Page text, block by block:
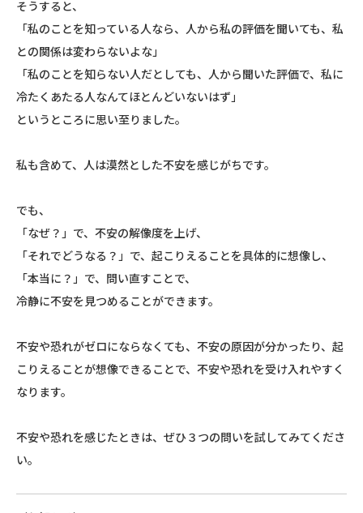
そうすると、
「私のことを知っている人なら、人から私の評価を聞いても、私
との関係は変わらないよな」
「私のことを知らない人だとしても、人から聞いた評価で、私に
冷たくあたる人なんてほとんどいないはず」
というところに思い至りました。
私も含めて、人は漠然とした不安を感じがちです。
でも、
「なぜ？」で、不安の解像度を上げ、
「それでどうなる？」で、起こりえることを具体的に想像し、
「本当に？」で、問い直すことで、
冷静に不安を見つめることができます。
不安や恐れがゼロにならなくても、不安の原因が分かったり、起
こりえることが想像できることで、不安や恐れを受け入れやすく
なります。
不安や恐れを感じたときは、ぜひ３つの問いを試してみてくださ
い。